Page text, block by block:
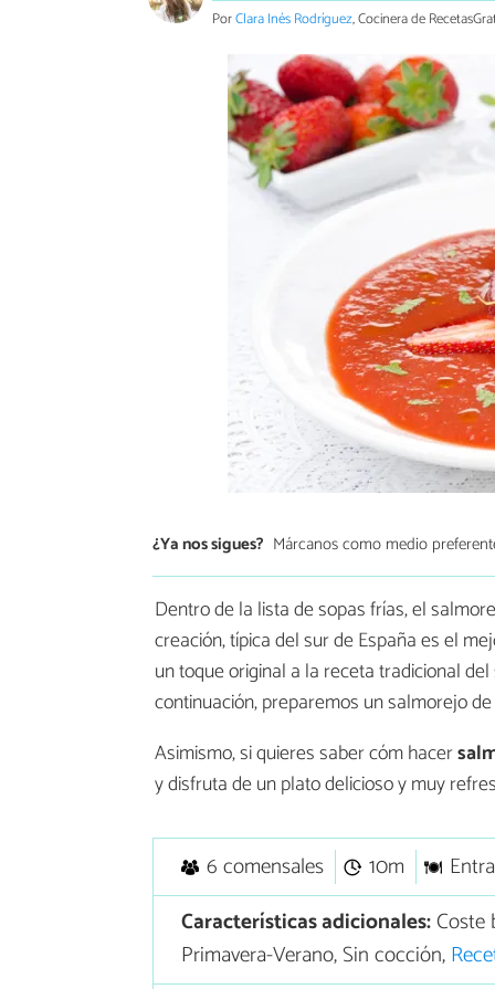
PorClara Inés Rodríguez, Cocinera de
¿Ya nos sigues? Márcanos como medio
Dentro de la lista de sopas frías, el
creación, típica del sur de España es el
un toque original a la receta tradicional
continuación, preparemos un salmorejo
Asimismo, si quieres saber cóm hacer
y disfruta de un plato delicioso y muy
6 comensales 10m
Características adicionales:Coste
Primavera-Verano, Sin cocción,